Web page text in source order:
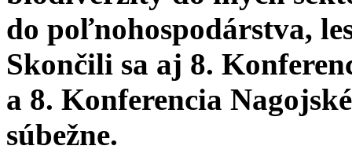
do poľnohospodárstva,
Skončili sa aj 8.
a 8. Konferencia
súbežne.